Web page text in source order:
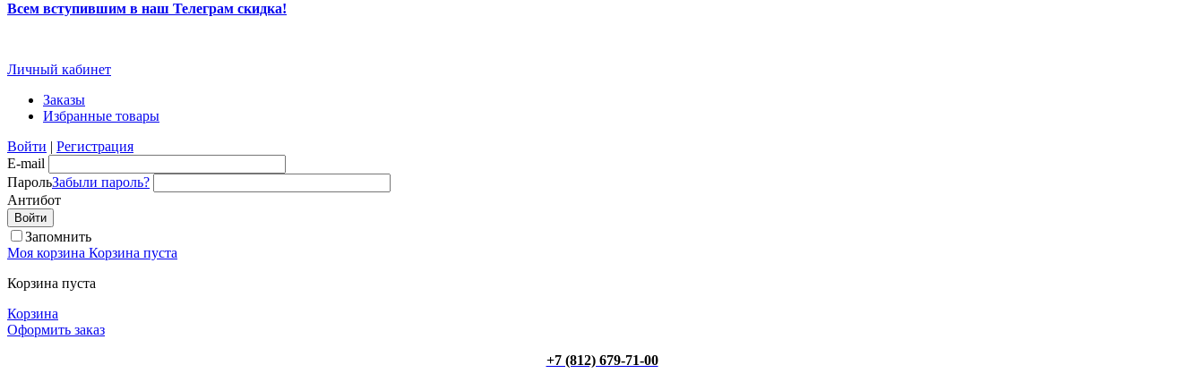
Всем вступившим в наш Телеграм скидка!
Личный кабинет
Заказы
Избранные товары
Войти | Регистрация
E-mail
ПарольЗабыли пароль?
Антибот
Запомнить
Моя корзина Корзина пуста
Корзина пуста
Корзина
Оформить заказ
+7 (812) 679-71-00